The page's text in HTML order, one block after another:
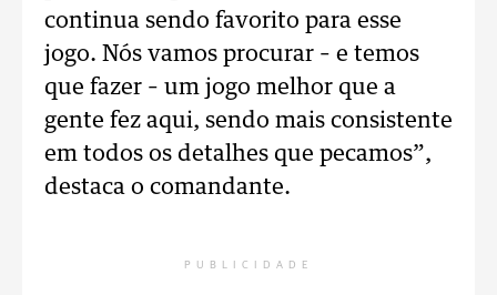
continua sendo favorito para esse
jogo. Nós vamos procurar – e temos
que fazer – um jogo melhor que a
gente fez aqui, sendo mais consistente
em todos os detalhes que pecamos”,
destaca o comandante.
PUBLICIDADE